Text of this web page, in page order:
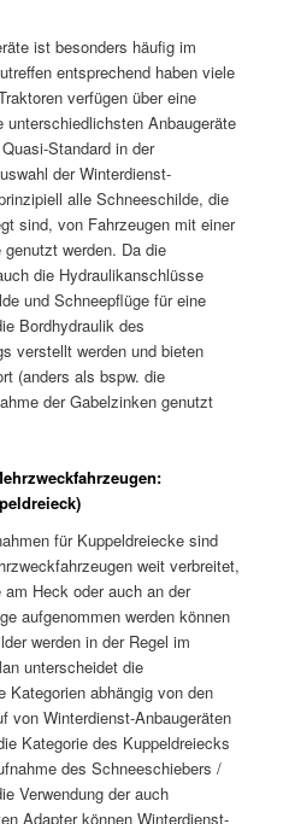
ist besonders häufig im
entsprechend haben viele
verfügen über eine
Anbaugeräte
Standard in der
der Winterdienst-
alle Schneeschilde, die
sind, von Fahrzeugen mit einer
werden. Da die
die Hydraulikanschlüsse
und Schneepflüge für eine
Bordhydraulik des
verstellt werden und bieten
(anders als bspw. die
der Gabelzinken genutzt
für Kuppeldreiecke sind
weit verbreitet,
Heck oder auch an der
aufgenommen werden können
werden in der Regel im
unterscheidet die
Kategorien abhängig von den
von Winterdienst-Anbaugeräten
Kategorie des Kuppeldreiecks
des Schneeschiebers /
Verwendung der auch
Adapter können Winterdienst-